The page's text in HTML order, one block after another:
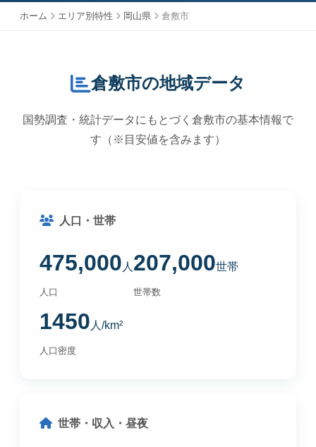
ホーム エリア別特性 岡山県 倉敷市
倉敷市の地域データ
国勢調査・統計データにもとづく倉敷市の基本情報で
す（※目安値を含みます）
人口・世帯
475,000 人
人口
207,000世帯
世帯数
1450 人/km²
人口密度
世帯・収入・昼夜